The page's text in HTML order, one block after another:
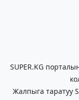
SUPER.KG
Жалпыга таратуу